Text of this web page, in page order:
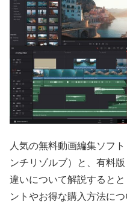
人気の無料動画編集ソフ
ンチリゾルブ）と、有料
違いについて解説すると
ントやお得な購入方法につ